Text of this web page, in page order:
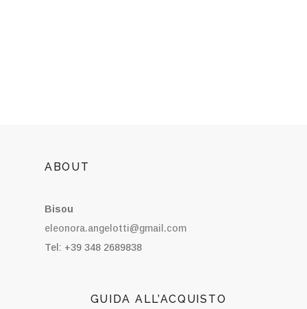
ABOUT
Bisou
eleonora.angelotti@gmail.com
Tel: +39 348 2689838
GUIDA ALL’ACQUISTO